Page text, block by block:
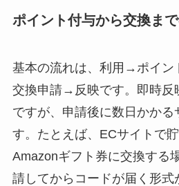
ポイント付与から交換ま
基本の流れは、利用→ポイ
交換申請→反映です。即時反
ですが、申請後に数日かかる
す。たとえば、ECサイトで
Amazonギフト券に交換する
請してからコードが届く形式